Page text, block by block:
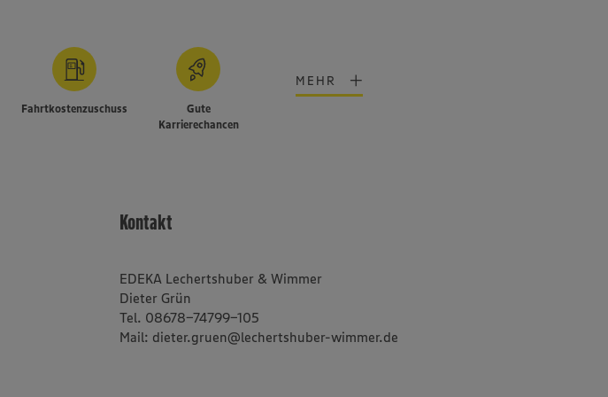
Fahrtkostenzuschuss
Gute
Karrierechancen
MEHR
Kontakt
EDEKA Lechertshuber & Wimmer
Dieter Grün
Tel. 08678-74799-105
Mail: dieter.gruen@lechertshuber-wimmer.de